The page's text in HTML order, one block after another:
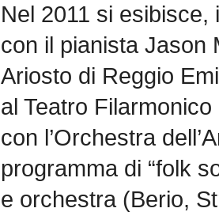
Nel 2011 si
con il pianista Jason
Ariosto di Reggio
al Teatro
con l’Orchestra
programma di “folk
e orchestra (Berio,